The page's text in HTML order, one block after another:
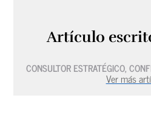
Artículo
CONSULTOR ESTRATÉGICO,
Ver más